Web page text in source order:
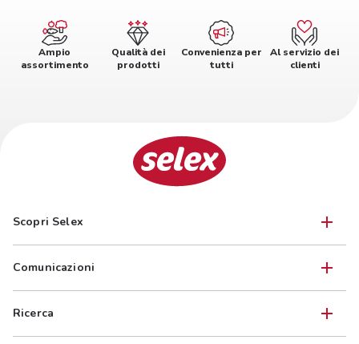
Ampio
assortimento
Qualità dei
prodotti
Convenienza per
tutti
Al servizio dei
clienti
Scopri Selex
Comunicazioni
Ricerca